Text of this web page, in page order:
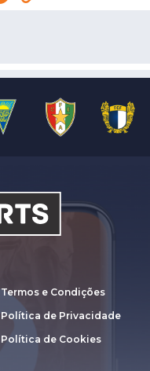
Termos e Condições
Política de Privacidade
Política de Cookies